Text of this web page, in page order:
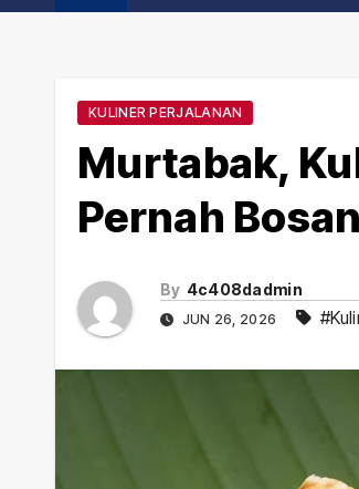
KULINER PERJALANAN
Murtabak,
Pernah Bosan
By 4c408dadmin
JUN 26, 2026